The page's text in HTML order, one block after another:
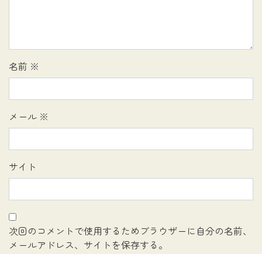
名前 ※
メール ※
サイト
次回のコメントで使用するためブラウザーに自分の名前、
メールアドレス、サイトを保存する。